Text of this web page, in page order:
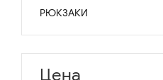
РЮКЗАКИ
Цена